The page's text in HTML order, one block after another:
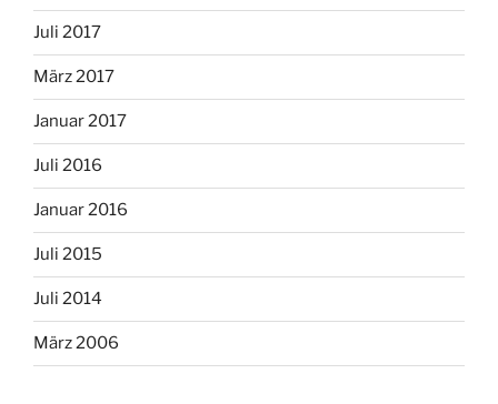
Juli 2017
März 2017
Januar 2017
Juli 2016
Januar 2016
Juli 2015
Juli 2014
März 2006